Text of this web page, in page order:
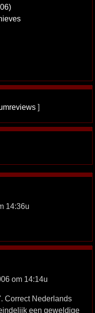
]
14:36u
om 14:14u
Correct Nederlands
een geweldige